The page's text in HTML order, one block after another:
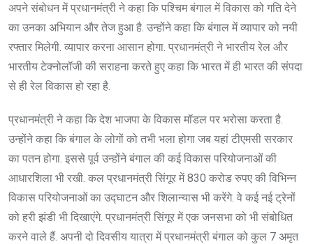
अपने संबोधन में प्रधानमंत्री ने कहा कि पश्चिम बंगाल में विकास को गति देने
का उनका अभियान और तेज हुआ है. उन्होंने कहा कि बंगाल में व्यापार को नयी
रफ्तार मिलेगी. व्यापार करना आसान होगा. प्रधानमंत्री ने भारतीय रेल और
भारतीय टेक्नोलॉजी की सराहना करते हुए कहा कि भारत में ही भारत की संपदा
से ही रेल विकास हो रहा है.
प्रधानमंत्री ने कहा कि देश भाजपा के विकास मॉडल पर भरोसा करता है.
उन्होंने कहा कि बंगाल के लोगों को तभी भला होगा जब यहां टीएमसी सरकार
का पतन होगा. इससे पूर्व उन्होंने बंगाल की कई विकास परियोजनाओं की
आधारशिला भी रखी. कल प्रधानमंत्री सिंगूर में 830 करोड रुपए की विभिन्न
विकास परियोजनाओं का उद्घाटन और शिलान्यास भी करेंगे. वे कई नई ट्रेनों
को हरी झंडी भी दिखाएंगे. प्रधानमंत्री सिंगूर में एक जनसभा को भी संबोधित
करने वाले हैं. अपनी दो दिवसीय यात्रा में प्रधानमंत्री बंगाल को कुल 7 अमृत